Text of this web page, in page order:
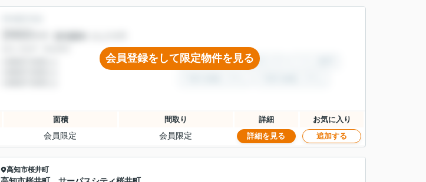
会員登録をして限定物件を見る
面積 間取り 詳細 お気に入り
会員限定 会員限定 詳細を見る 追加する
高知市桜井町